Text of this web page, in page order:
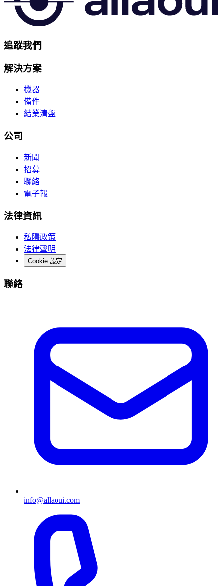
追蹤我們
解決方案
機器
備件
結業清盤
公司
新聞
招募
聯絡
電子報
法律資訊
私隱政策
法律聲明
Cookie 設定
聯絡
info@allaoui.com